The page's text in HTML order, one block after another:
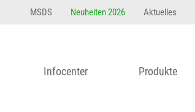
MSDS Neuheiten 2026 Aktuelles
Infocenter Produkte